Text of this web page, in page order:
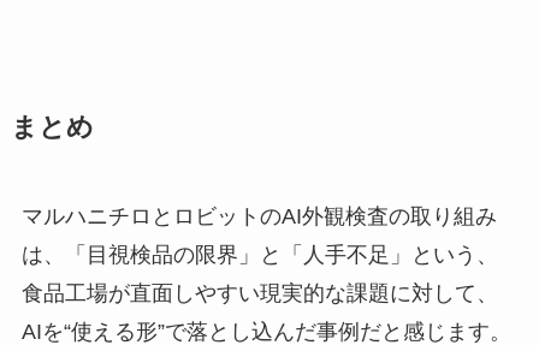
まとめ
マルハニチロとロビットのAI外観検査の取り組み
は、「目視検品の限界」と「人手不足」という、
食品工場が直面しやすい現実的な課題に対して、
AIを“使える形”で落とし込んだ事例だと感じます。